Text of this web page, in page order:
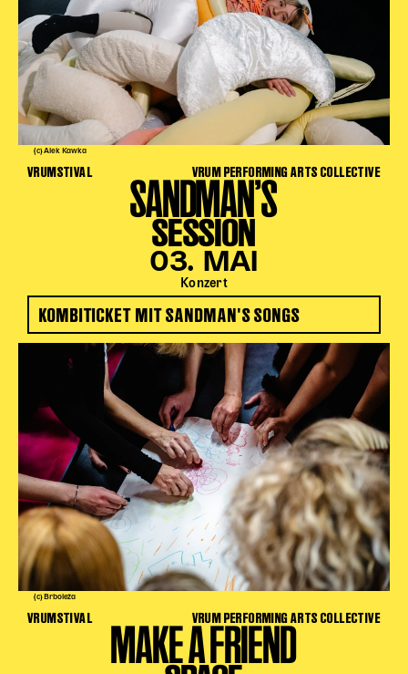
(c) Alek Kawka
VRUMSTIVAL VRUM PERFORMING ARTS COLLECTIVE
SANDMAN’S
SESSION
03. MAI
Konzert
KOMBITICKET MIT SANDMAN'S SONGS
(c) Brboleža
VRUMSTIVAL VRUM PERFORMING ARTS COLLECTIVE
MAKE A FRIEND